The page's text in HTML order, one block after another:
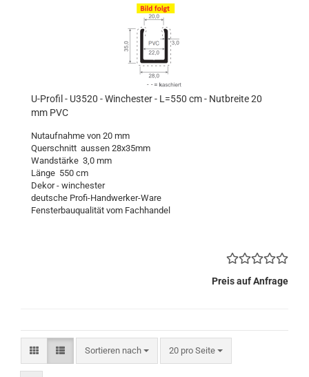
U-Profil - U3520 - Winchester - L=550 cm - Nutbreite 20
mm PVC
Nutaufnahme von 20 mm
Querschnitt aussen 28x35mm
Wandstärke 3,0 mm
Länge 550 cm
Dekor - winchester
deutsche Profi-Handwerker-Ware
Fensterbauqualität vom Fachhandel
Preis auf Anfrage
Sortieren nach
Sortieren nach 20 pro Seite
pro Seite